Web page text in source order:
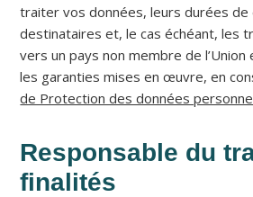
traiter vos données, leurs durées de
destinataires et, le cas échéant, les
vers un pays non membre de l’Union
les garanties mises en œuvre, en
de Protection des données
Responsable du
finalités